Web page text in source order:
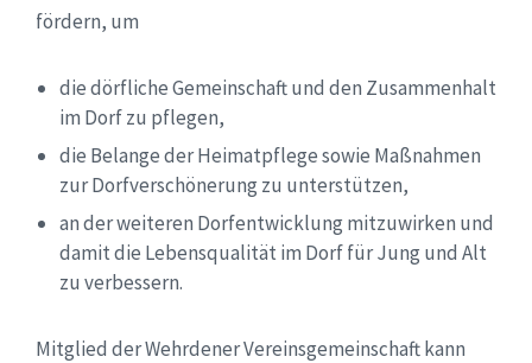
fördern, um
die dörfliche Gemeinschaft und den Zusammenhalt
im Dorf zu pflegen,
die Belange der Heimatpflege sowie Maßnahmen
zur Dorfverschönerung zu unterstützen,
an der weiteren Dorfentwicklung mitzuwirken und
damit die Lebensqualität im Dorf für Jung und Alt
zu verbessern.
Mitglied der Wehrdener Vereinsgemeinschaft kann